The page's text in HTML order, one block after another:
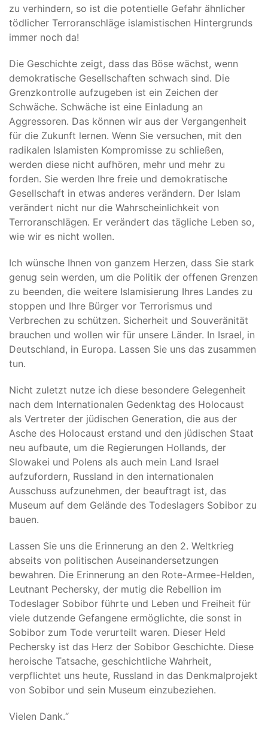
zu verhindern, so ist die potentielle Gefahr ähnlicher
tödlicher Terroranschläge islamistischen Hintergrunds
immer noch da!
Die Geschichte zeigt, dass das Böse wächst, wenn
demokratische Gesellschaften schwach sind. Die
Grenzkontrolle aufzugeben ist ein Zeichen der
Schwäche. Schwäche ist eine Einladung an
Aggressoren. Das können wir aus der Vergangenheit
für die Zukunft lernen. Wenn Sie versuchen, mit den
radikalen Islamisten Kompromisse zu schließen,
werden diese nicht aufhören, mehr und mehr zu
forden. Sie werden Ihre freie und demokratische
Gesellschaft in etwas anderes verändern. Der Islam
verändert nicht nur die Wahrscheinlichkeit von
Terroranschlägen. Er verändert das tägliche Leben so,
wie wir es nicht wollen.
Ich wünsche Ihnen von ganzem Herzen, dass Sie stark
genug sein werden, um die Politik der offenen Grenzen
zu beenden, die weitere Islamisierung Ihres Landes zu
stoppen und Ihre Bürger vor Terrorismus und
Verbrechen zu schützen. Sicherheit und Souveränität
brauchen und wollen wir für unsere Länder. In Israel, in
Deutschland, in Europa. Lassen Sie uns das zusammen
tun.
Nicht zuletzt nutze ich diese besondere Gelegenheit
nach dem Internationalen Gedenktag des Holocaust
als Vertreter der jüdischen Generation, die aus der
Asche des Holocaust erstand und den jüdischen Staat
neu aufbaute, um die Regierungen Hollands, der
Slowakei und Polens als auch mein Land Israel
aufzufordern, Russland in den internationalen
Ausschuss aufzunehmen, der beauftragt ist, das
Museum auf dem Gelände des Todeslagers Sobibor zu
bauen.
Lassen Sie uns die Erinnerung an den 2. Weltkrieg
abseits von politischen Auseinandersetzungen
bewahren. Die Erinnerung an den Rote-Armee-Helden,
Leutnant Pechersky, der mutig die Rebellion im
Todeslager Sobibor führte und Leben und Freiheit für
viele dutzende Gefangene ermöglichte, die sonst in
Sobibor zum Tode verurteilt waren. Dieser Held
Pechersky ist das Herz der Sobibor Geschichte. Diese
heroische Tatsache, geschichtliche Wahrheit,
verpflichtet uns heute, Russland in das Denkmalprojekt
von Sobibor und sein Museum einzubeziehen.
Vielen Dank.“